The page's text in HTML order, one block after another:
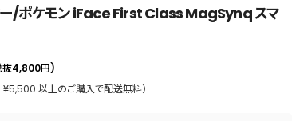
ー/ポケモン iFace First Class MagSynq スマ
抜4,800円)
以上のご購入で配送無料）